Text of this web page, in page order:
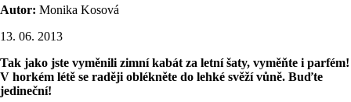
Autor: Monika Kosová
13. 06. 2013
Tak jako jste vyměnili zimní kabát za letní šaty, vyměňte i parfém!
V horkém létě se raději oblékněte do lehké svěží vůně. Buďte
jedineční!